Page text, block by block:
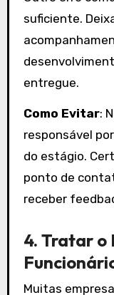
suficiente.
entregue.
Como Evitar:
responsável
do estágio.
ponto de
receber
4. Tratar o
Muitas